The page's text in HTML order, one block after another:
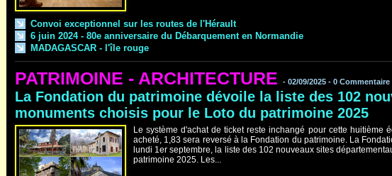
Convoi exceptionnel sur les routes de l'Hérault
6 juin 2024 - 80e anniversaire du Débarquement en Normandie
MADAGASCAR - l'île rouge
PATRIMOINE - ARCHITECTURE - 02/09/2025 - 0 Commentaire
La Fondation du patrimoine dévoile la liste des 102
monuments choisis pour le Loto du patrimoine 2025
Le système d'achat de ticket reste inchangé pour cette huitième
acheté, 1,83 sera reversé à la Fondation du patrimoine. La
lundi 1er septembre, la liste des 102 nouveaux sites
patrimoine 2025. Les...